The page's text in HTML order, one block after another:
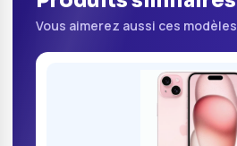
Vous aimerez aussi ces modèles